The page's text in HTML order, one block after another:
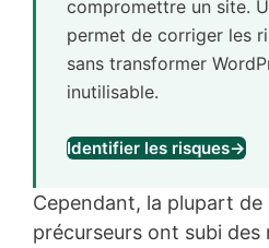
compromettre un site.
permet de corriger les
sans transformer
inutilisable.
Identifier les risques→
Cependant, la plupart
précurseurs ont subi